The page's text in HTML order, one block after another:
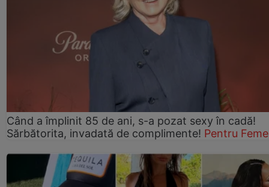
Când a împlinit 85 de ani, s-a pozat sexy în cadă!
Sărbătorita, invadată de complimente! Pentru